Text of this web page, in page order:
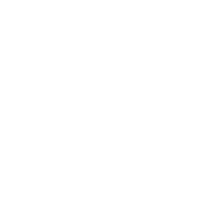
und Zugtiere im
des Bezirk